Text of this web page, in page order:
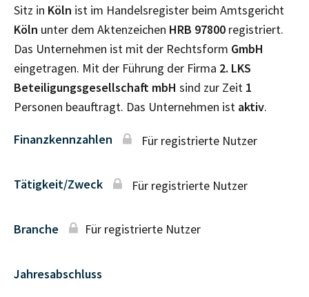
Sitz in Köln ist im Handelsregister beim Amtsgericht
Köln unter dem Aktenzeichen HRB 97800 registriert.
Das Unternehmen ist mit der Rechtsform GmbH
eingetragen. Mit der Führung der Firma 2. LKS
Beteiligungsgesellschaft mbH sind zur Zeit 1
Personen beauftragt. Das Unternehmen ist aktiv.
Finanzkennzahlen Für registrierte Nutzer
Tätigkeit/Zweck Für registrierte Nutzer
Branche Für registrierte Nutzer
Jahresabschluss